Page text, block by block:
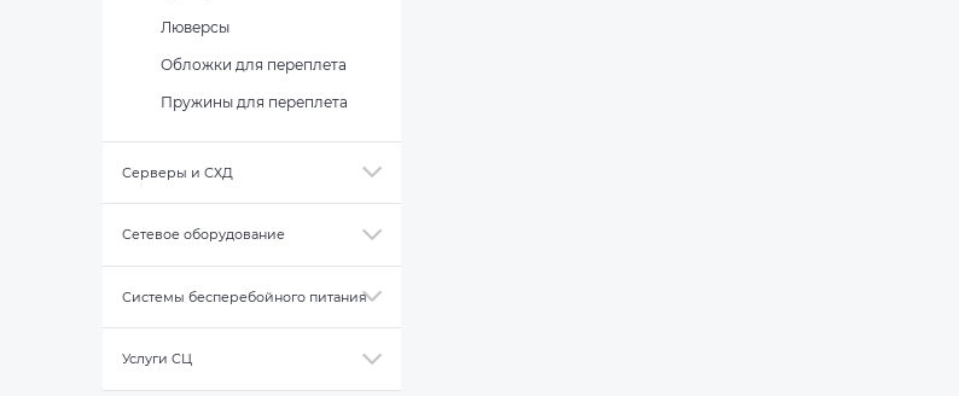
Люверсы
Обложки для переплета
Пружины для переплета
Серверы и СХД
Сетевое оборудование
Системы бесперебойного питания
Услуги СЦ